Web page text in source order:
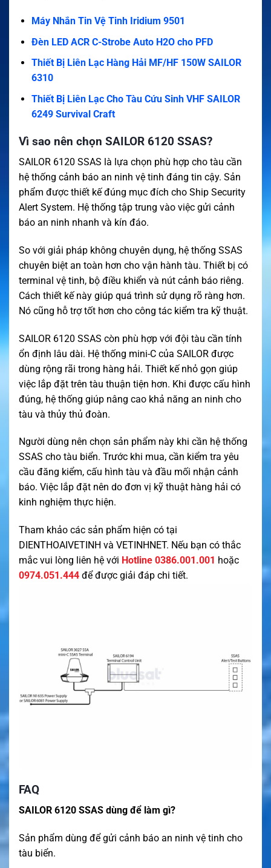
Máy Nhắn Tin Vệ Tinh Iridium 9501
Đèn LED ACR C-Strobe Auto H2O cho PFD
Thiết Bị Liên Lạc Hàng Hải MF/HF 150W SAILOR
6310
Thiết Bị Liên Lạc Cho Tàu Cứu Sinh VHF SAILOR
6249 Survival Craft
Vì sao nên chọn SAILOR 6120 SSAS?
SAILOR 6120 SSAS là lựa chọn phù hợp cho tàu cần
hệ thống cảnh báo an ninh vệ tinh đáng tin cậy. Sản
phẩm được thiết kế đúng mục đích cho Ship Security
Alert System. Hệ thống tập trung vào việc gửi cảnh
báo an ninh nhanh và kín đáo.
So với giải pháp không chuyên dụng, hệ thống SSAS
chuyên biệt an toàn hơn cho vận hành tàu. Thiết bị có
terminal vệ tinh, bộ điều khiển và nút cảnh báo riêng.
Cách thiết kế này giúp quá trình sử dụng rõ ràng hơn.
Nó cũng hỗ trợ tốt hơn cho công tác kiểm tra kỹ thuật.
SAILOR 6120 SSAS còn phù hợp với đội tàu cần tính
ổn định lâu dài. Hệ thống mini-C của SAILOR được
dùng rộng rãi trong hàng hải. Thiết kế nhỏ gọn giúp
việc lắp đặt trên tàu thuận tiện hơn. Khi được cấu hình
đúng, hệ thống giúp nâng cao khả năng an ninh cho
tàu và thủy thủ đoàn.
Người dùng nên chọn sản phẩm này khi cần hệ thống
SSAS cho tàu biển. Trước khi mua, cần kiểm tra yêu
cầu đăng kiểm, cấu hình tàu và đầu mối nhận cảnh
báo. Việc lắp đặt nên do đơn vị kỹ thuật hàng hải có
kinh nghiệm thực hiện.
Tham khảo các sản phẩm hiện có tại
DIENTHOAIVETINH và VETINHNET. Nếu bạn có thắc
mắc vui lòng liên hệ với Hotline 0386.001.001 hoặc
0974.051.444 để được giải đáp chi tiết.
FAQ
SAILOR 6120 SSAS dùng để làm gì?
Sản phẩm dùng để gửi cảnh báo an ninh vệ tinh cho
tàu biển.